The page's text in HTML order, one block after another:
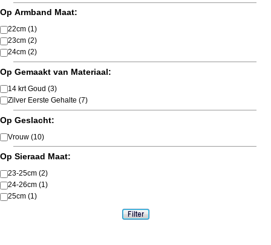
Op Armband Maat:
22cm (1)
23cm (2)
24cm (2)
Op Gemaakt van Materiaal:
14 krt Goud (3)
Zilver Eerste Gehalte (7)
Op Geslacht:
Vrouw (10)
Op Sieraad Maat:
23-25cm (2)
24-26cm (1)
25cm (1)